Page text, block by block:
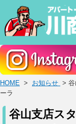
HOME > お知らせ >
ーラ
谷山支店ス